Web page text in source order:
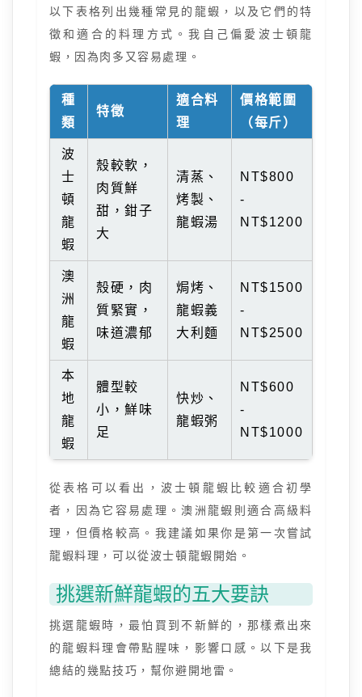
以下表格列出幾種常見的龍蝦，以及它們的特
徵和適合的料理方式。我自己偏愛波士頓龍
蝦，因為肉多又容易處理。
種
類
特徵
適合料
理
價格範圍
（每斤）
波
士
頓
龍
蝦
殼較軟，
肉質鮮
甜，鉗子
大
清蒸、
烤製、
龍蝦湯
NT$800
-
NT$1200
澳
洲
龍
蝦
殼硬，肉
質緊實，
味道濃郁
焗烤、
龍蝦義
大利麵
NT$1500
-
NT$2500
本
地
龍
蝦
體型較
小，鮮味
足
快炒、
龍蝦粥
NT$600
-
NT$1000
從表格可以看出，波士頓龍蝦比較適合初學
者，因為它容易處理。澳洲龍蝦則適合高級料
理，但價格較高。我建議如果你是第一次嘗試
龍蝦料理，可以從波士頓龍蝦開始。
挑選新鮮龍蝦的五大要訣
挑選龍蝦時，最怕買到不新鮮的，那樣煮出來
的龍蝦料理會帶點腥味，影響口感。以下是我
總結的幾點技巧，幫你避開地雷。